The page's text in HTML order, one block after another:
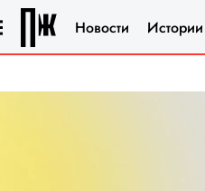
Новости Истории